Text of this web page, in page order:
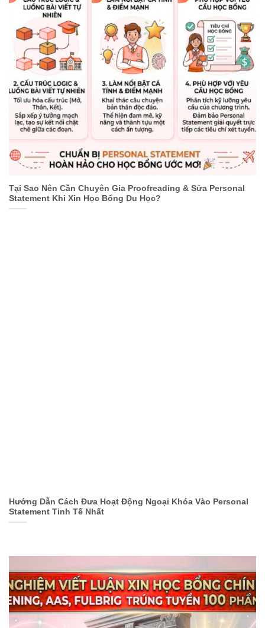
Tại Sao Nên Cần Chuyên Gia Proofreading & Sửa Personal
Statement Khi Xin Học Bổng Du Học?
Hướng Dẫn Cách Đưa Hoạt Động Ngoại Khóa Vào Personal
Statement Tinh Tế Nhất